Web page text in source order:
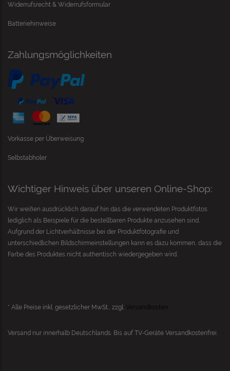
Widerrufsrecht & Widerrufsformular
Batteriehinweise
Zahlungsmöglichkeiten
Vorkasse per Überweisung
Selbstabholer
Wichtiger Hinweis über unseren Online-Shop:
Wir weißen ausdrücklich darauf hin das die verwendeten Produktfotos
lediglich als Beispiele für die bestellbaren Produkte anzusehen sind.
Aufgrund der Lichtverhältnisse bei der Produktfotografie und
unterschiedlichen Bildschirmeinstellungen kann es dazu kommen, dass die
Farbe des Produktes nicht authentisch wiedergegeben wird.
* Alle Preise inkl. gesetzlicher MwSt., zzgl. Versandkosten
Versand nur innerhalb Deutschlands. Bis auf TV-Geräte Versandkostenfrei.